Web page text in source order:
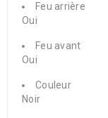
Feu arrière
Oui
Feu avant
Oui
Couleur
Noir